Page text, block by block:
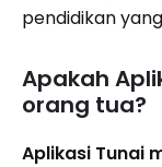
pendidikan
Apakah
orang tua?
Aplikasi Tunai